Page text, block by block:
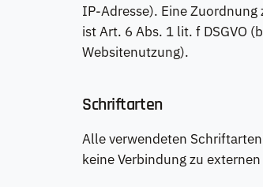
IP-Adresse). Eine
ist Art. 6 Abs. 1 lit. f DSGVO
Websitenutzung).
Schriftarten
Alle verwendeten
keine Verbindung zu